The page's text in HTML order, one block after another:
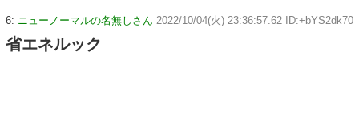
6: ニューノーマルの名無しさん 2022/10/04(火) 23:36:57.62 ID:+bYS2dk70
省エネルック